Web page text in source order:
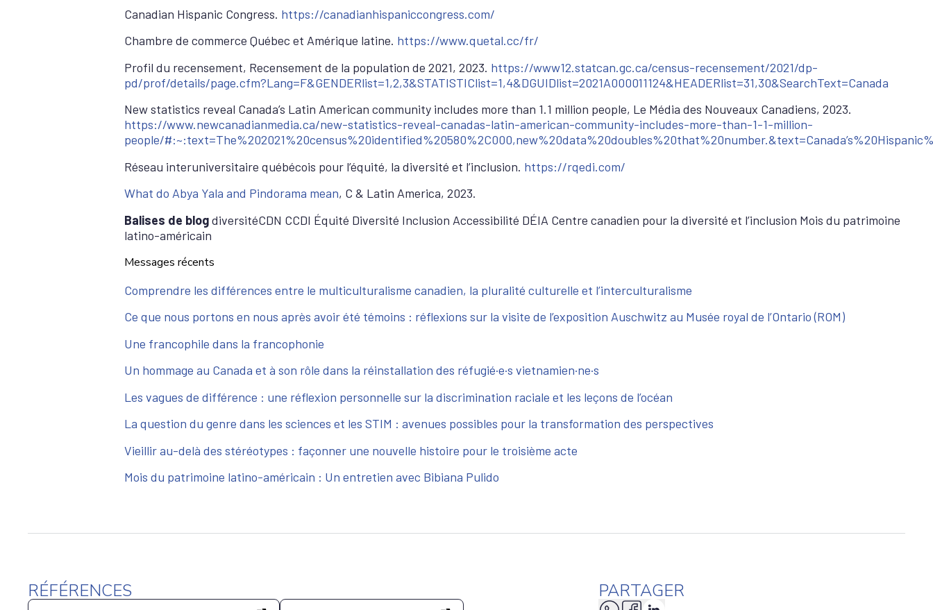
Canadian Hispanic Congress. https://canadianhispaniccongress.com/
Chambre de commerce Québec et Amérique latine. https://www.quetal.cc/fr/
Profil du recensement, Recensement de la population de 2021, 2023. https://www12.statcan.gc.ca/census-recensement/2021/dp-
pd/prof/details/page.cfm?Lang=F&GENDERlist=1,2,3&STATISTIClist=1,4&DGUIDlist=2021A000011124&HEADERlist=31,30&SearchText=Canada
New statistics reveal Canada’s Latin American community includes more than 1.1 million people, Le Média des Nouveaux Canadiens, 2023.
https://www.newcanadianmedia.ca/new-statistics-reveal-canadas-latin-american-community-includes-more-than-1-1-million-
people/
Réseau interuniversitaire québécois pour l’équité, la diversité et l’inclusion. https://rqedi.com/
What do Abya Yala and Pindorama mean, C & Latin America, 2023.
Balises de blogdiversitéCDN CCDI Équité Diversité Inclusion Accessibilité DÉIA Centre canadien pour la diversité et l’inclusion Mois du patrimoine
latino-américain
Messages récents
Comprendre les différences entre le multiculturalisme canadien, la pluralité culturelle et l’interculturalisme
Ce que nous portons en nous après avoir été témoins : réflexions sur la visite de l’exposition Auschwitz au Musée royal de l’Ontario (ROM)
Une francophile dans la francophonie
Un hommage au Canada et à son rôle dans la réinstallation des réfugié·e·s vietnamien·ne·s
Les vagues de différence : une réflexion personnelle sur la discrimination raciale et les leçons de l’océan
La question du genre dans les sciences et les STIM : avenues possibles pour la transformation des perspectives
Vieillir au-delà des stéréotypes : façonner une nouvelle histoire pour le troisième acte
Mois du patrimoine latino-américain : Un entretien avec Bibiana Pulido
RÉFÉRENCES PARTAGER